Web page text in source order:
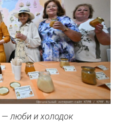
люби и холодок